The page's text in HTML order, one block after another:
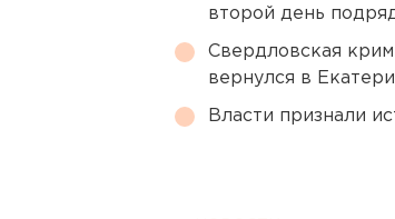
второй день
Свердловская
вернулся в
Власти признали